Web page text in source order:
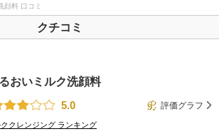
顔料 口コミ
クチコミ
おいミルク洗顔料
5.0
評価グラフ
ククレンジング ランキング